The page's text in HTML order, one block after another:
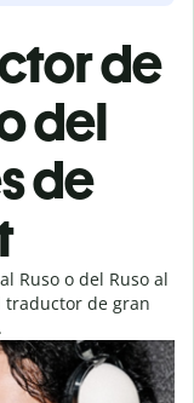
de
del
de
Ruso o del Ruso al
traductor de gran